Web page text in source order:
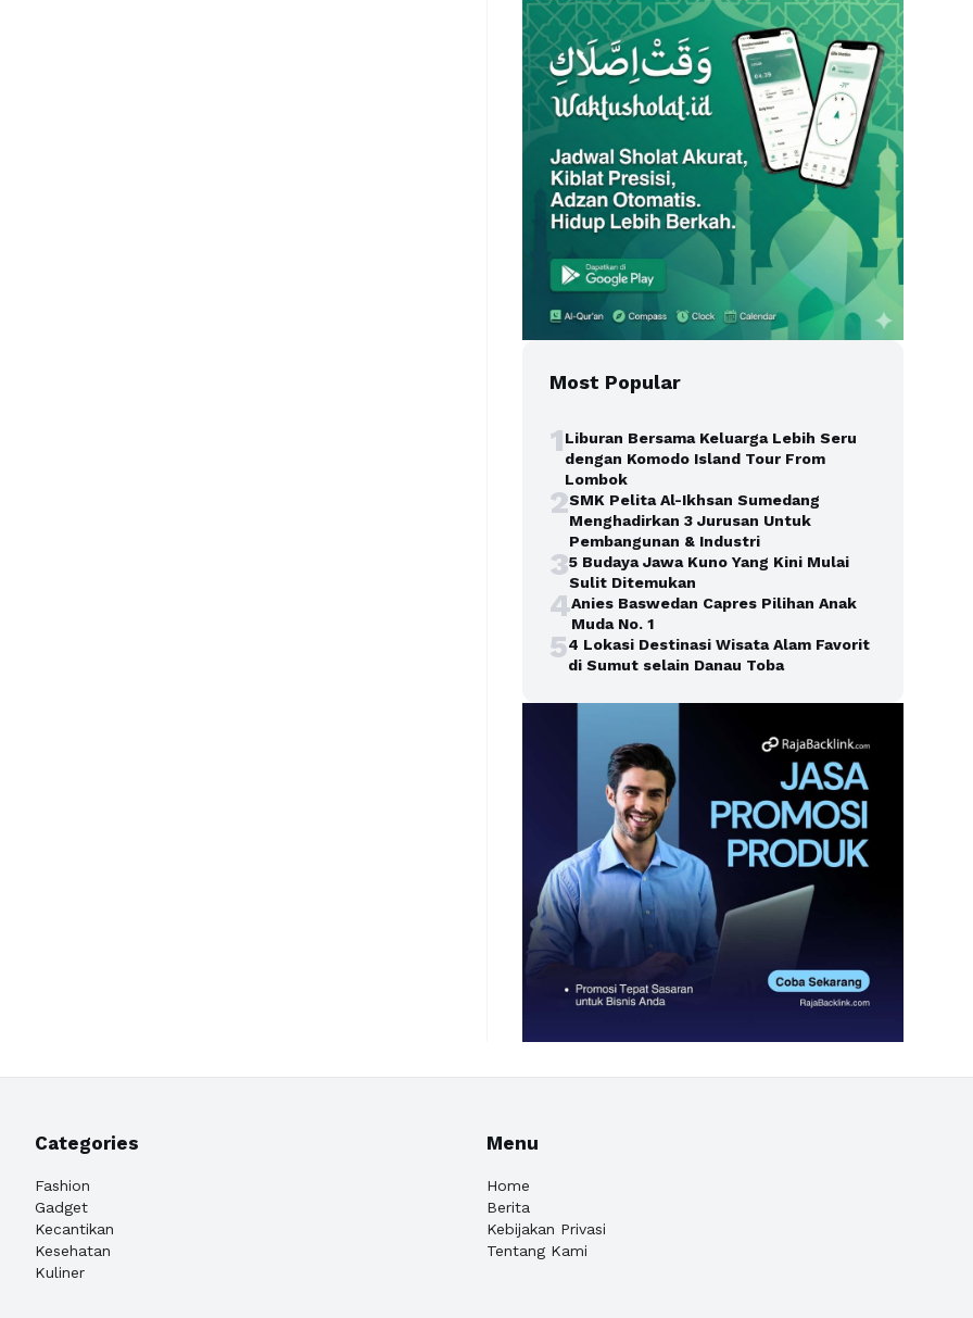
Most Popular
1Liburan Bersama Keluarga Lebih Seru
dengan Komodo Island Tour From
Lombok
2SMK Pelita Al-Ikhsan Sumedang
Menghadirkan 3 Jurusan Untuk
Pembangunan & Industri
35 Budaya Jawa Kuno Yang Kini Mulai
Sulit Ditemukan
4Anies Baswedan Capres Pilihan Anak
Muda No. 1
54 Lokasi Destinasi Wisata Alam Favorit
di Sumut selain Danau Toba
Categories
Fashion
Gadget
Kecantikan
Kesehatan
Kuliner
Menu
Home
Berita
Kebijakan Privasi
Tentang Kami